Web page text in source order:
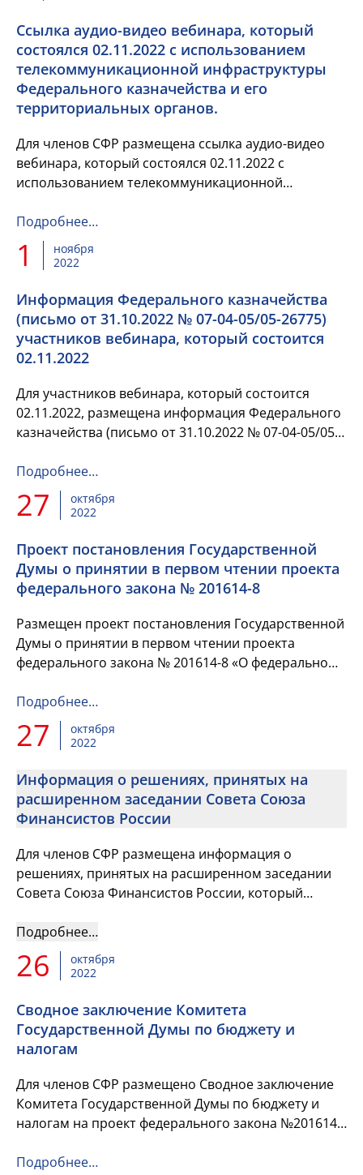
Ссылка аудио-видео вебинара, который
состоялся 02.11.2022 с использованием
телекоммуникационной инфраструктуры
Федерального казначейства и его
территориальных органов.
Для членов СФР размещена ссылка аудио-видео
вебинара, который состоялся 02.11.2022 с
использованием телекоммуникационной
территориальных органов.
Подробнее…
1
ноября
2022
Информация Федерального казначейства
(письмо от 31.10.2022 № 07-04-05/05-26775)
участников вебинара, который состоится
02.11.2022
Для участников вебинара, который состоится
02.11.2022, размещена информация Федерального
казначейства (письмо от 31.10.2022 № 07-04-05/05-
Федерально...
Подробнее…
27
октября
2022
Проект постановления Государственной
Думы о принятии в первом чтении проекта
федерального закона № 201614-8
Размещен проект постановления Государственной
Думы о принятии в первом чтении проекта
федерального закона № 201614-8 «О федеральном
2025 годов» и об осн...
Подробнее…
27
октября
2022
Информация о решениях, принятых на
расширенном заседании Совета Союза
Финансистов России
Для членов СФР размещена информация о
решениях, принятых на расширенном заседании
Совета Союза Финансистов России, который
Подробнее…
26
октября
2022
Сводное заключение Комитета
Государственной Думы по бюджету и
налогам
Для членов СФР размещено Сводное заключение
Комитета Государственной Думы по бюджету и
налогам на проект федерального закона №201614-
плановый период 2024 и 20...
Подробнее…